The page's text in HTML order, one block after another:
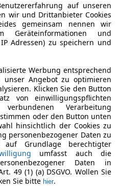
auf unseren
wir und Drittanbieter Cookies
gemeinsam nennen wir
Geräteinformationen und
Adressen) zu speichern und
Werbung entsprechend
unser Angebot zu optimieren
Klicken Sie den Button
von einwilligungspflichten
Verarbeitung
oder den Button unten
hinsichtlich der Cookies zu
personenbezogener Daten zu
auf Grundlage berechtigter
umfasst auch die
Daten in
49 (1) (a) DSGVO. Wollen Sie
Sie bitte hier.